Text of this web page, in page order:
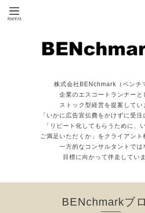
株式会社BENchmark（ベンチ
企業のエスコートランナーと
ストック型経営を提案してい
「いかに広告宣伝費をかけずに受注
「リピート化してもらうために、
ご満足いただくか」をクライアント
一方的なコンサルタントでは
目標に向かって伴走していま
BENchmarkブ